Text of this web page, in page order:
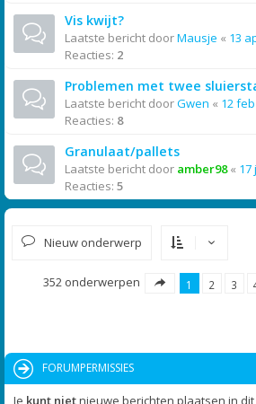
Vis kwijt?
Laatste bericht doorMausje « 13
Reacties: 2
Problemen met twee
Laatste bericht doorGwen « 12
Reacties: 8
Granulaat/pallets
Laatste bericht door amber98« 17
Reacties: 5
Nieuw onderwerp
352 onderwerpen 1 2 3
FORUMPERMISSIES
Je kunt nietnieuwe berichten plaatsen in